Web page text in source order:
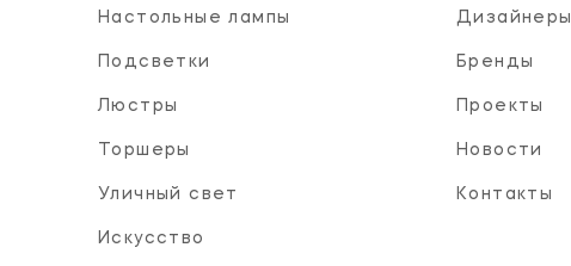
Настольные лампы
Подсветки
Люстры
Торшеры
Уличный свет
Искусство
Дизайнеры
Бренды
Проекты
Новости
Контакты